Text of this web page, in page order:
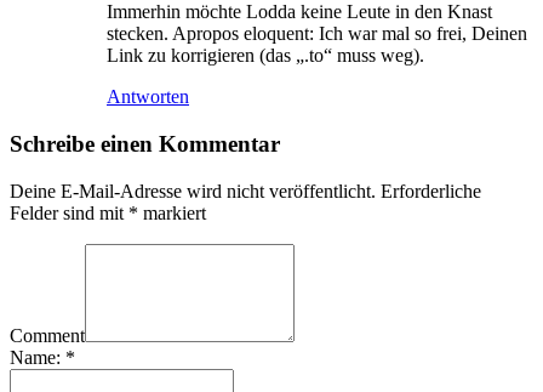
Immerhin möchte Lodda keine Leute in den Knast
stecken. Apropos eloquent: Ich war mal so frei, Deinen
Link zu korrigieren (das „.to“ muss weg).
Antworten
Schreibe einen Kommentar
Deine E-Mail-Adresse wird nicht veröffentlicht. Erforderliche
Felder sind mit * markiert
Comment
Name: *